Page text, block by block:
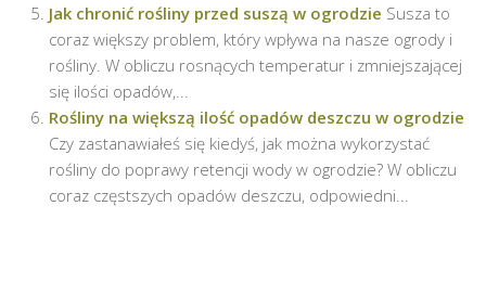
Jak chronić rośliny przed suszą w ogrodzie Susza to
coraz większy problem, który wpływa na nasze ogrody i
rośliny. W obliczu rosnących temperatur i zmniejszającej
się ilości opadów,...
Rośliny na większą ilość opadów deszczu w ogrodzie
Czy zastanawiałeś się kiedyś, jak można wykorzystać
rośliny do poprawy retencji wody w ogrodzie? W obliczu
coraz częstszych opadów deszczu, odpowiedni...